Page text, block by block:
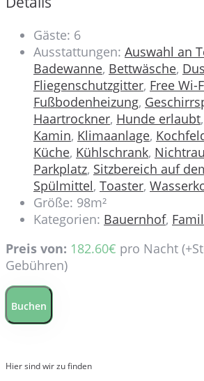
Gäste: 6
Ausstattungen: Auswahl an
Badewanne, Bettwäsche,
Fliegenschutzgitter, Free Wi-
Fußbodenheizung,
Haartrockner, Hunde erlaubt,
Kamin, Klimaanlage,
Küche, Kühlschrank,
Parkplatz, Sitzbereich auf
Spülmittel, Toaster,
Größe: 98m²
Kategorien: Bauernhof,
Preis von: 182.60€ pro Nacht
Gebühren)
Buchen
Hier sind wir zu finden